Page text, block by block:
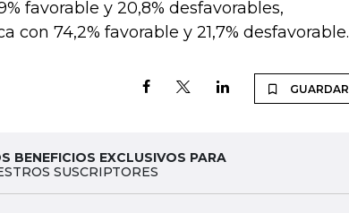
favorable y 20,8% desfavorables,
con 74,2% favorable y 21,7% desfavorable.
GUARDAR
BENEFICIOS EXCLUSIVOS PARA
SUSCRIPTORES